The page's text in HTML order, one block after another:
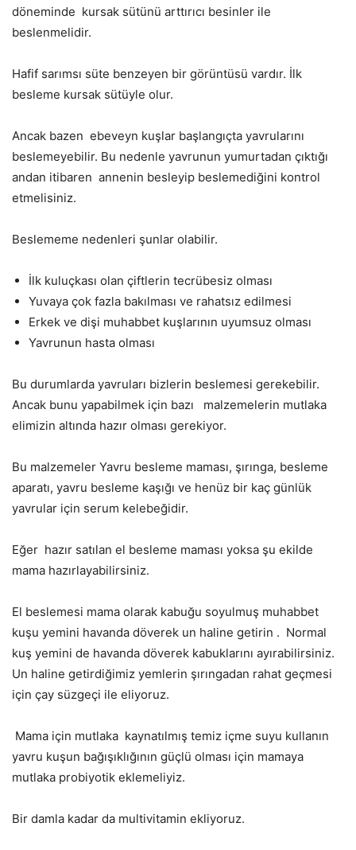
döneminde kursak sütünü arttırıcı besinler ile
beslenmelidir.
Hafif sarımsı süte benzeyen bir görüntüsü vardır. İlk
besleme kursak sütüyle olur.
Ancak bazen ebeveyn kuşlar başlangıçta yavrularını
beslemeyebilir. Bu nedenle yavrunun yumurtadan çıktığı
andan itibaren annenin besleyip beslemediğini kontrol
etmelisiniz.
Beslememe nedenleri şunlar olabilir.
İlk kuluçkası olan çiftlerin tecrübesiz olması
Yuvaya çok fazla bakılması ve rahatsız edilmesi
Erkek ve dişi muhabbet kuşlarının uyumsuz olması
Yavrunun hasta olması
Bu durumlarda yavruları bizlerin beslemesi gerekebilir.
Ancak bunu yapabilmek için bazı
malzemelerin mutlaka
elimizin altında hazır olması gerekiyor.
Bu malzemeler Yavru besleme maması, şırınga, besleme
aparatı, yavru besleme kaşığı ve henüz bir kaç günlük
yavrular için serum kelebeğidir.
Eğer hazır satılan el besleme maması yoksa şu ekilde
mama hazırlayabilirsiniz.
El beslemesi mama olarak kabuğu soyulmuş muhabbet
kuşu yemini havanda döverek un haline getirin . Normal
kuş yemini de havanda döverek kabuklarını ayırabilirsiniz.
Un haline getirdiğimiz yemlerin şırıngadan rahat geçmesi
için çay süzgeçi ile eliyoruz.
Mama için mutlaka kaynatılmış temiz içme suyu kullanın
yavru kuşun bağışıklığının güçlü olması için mamaya
mutlaka probiyotik eklemeliyiz.
Bir damla kadar da multivitamin ekliyoruz.